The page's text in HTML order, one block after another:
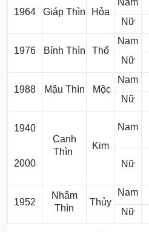
1964 Giáp Thìn Hỏa
Nam
Nữ
1976 Bính Thìn Thổ
Nam
Nữ
1988 Mậu Thìn Mộc
Nam
Nữ
1940
2000
Canh
Thìn
Kim
Nam
Nữ
1952
Nhâm
Thìn
Thủy
Nam
Nữ